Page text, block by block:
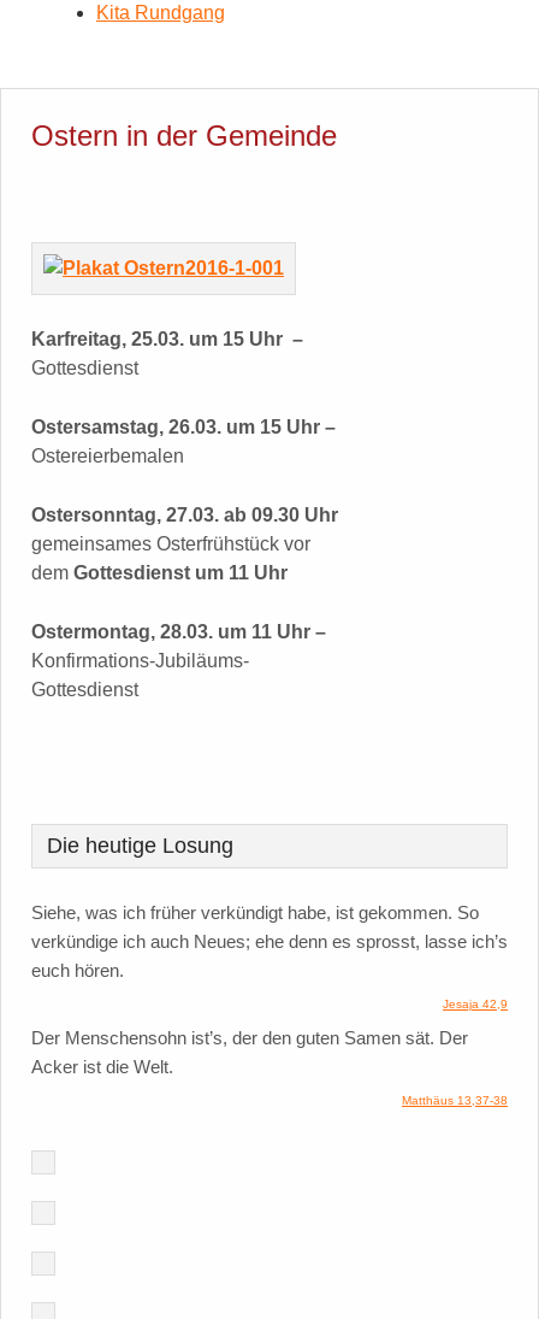
Kita Rundgang
Ostern in der Gemeinde
Karfreitag, 25.03. um 15 Uhr –
Gottesdienst
Ostersamstag, 26.03. um 15 Uhr –
Ostereierbemalen
Ostersonntag, 27.03. ab 09.30 Uhr
gemeinsames Osterfrühstück vor
dem Gottesdienst um 11 Uhr
Ostermontag, 28.03. um 11 Uhr –
Konfirmations-Jubiläums-
Gottesdienst
Die heutige Losung
Siehe, was ich früher verkündigt habe, ist gekommen. So
verkündige ich auch Neues; ehe denn es sprosst, lasse ich’s
euch hören.
Jesaja 42,9
Der Menschensohn ist’s, der den guten Samen sät. Der
Acker ist die Welt.
Matthäus 13,37-38